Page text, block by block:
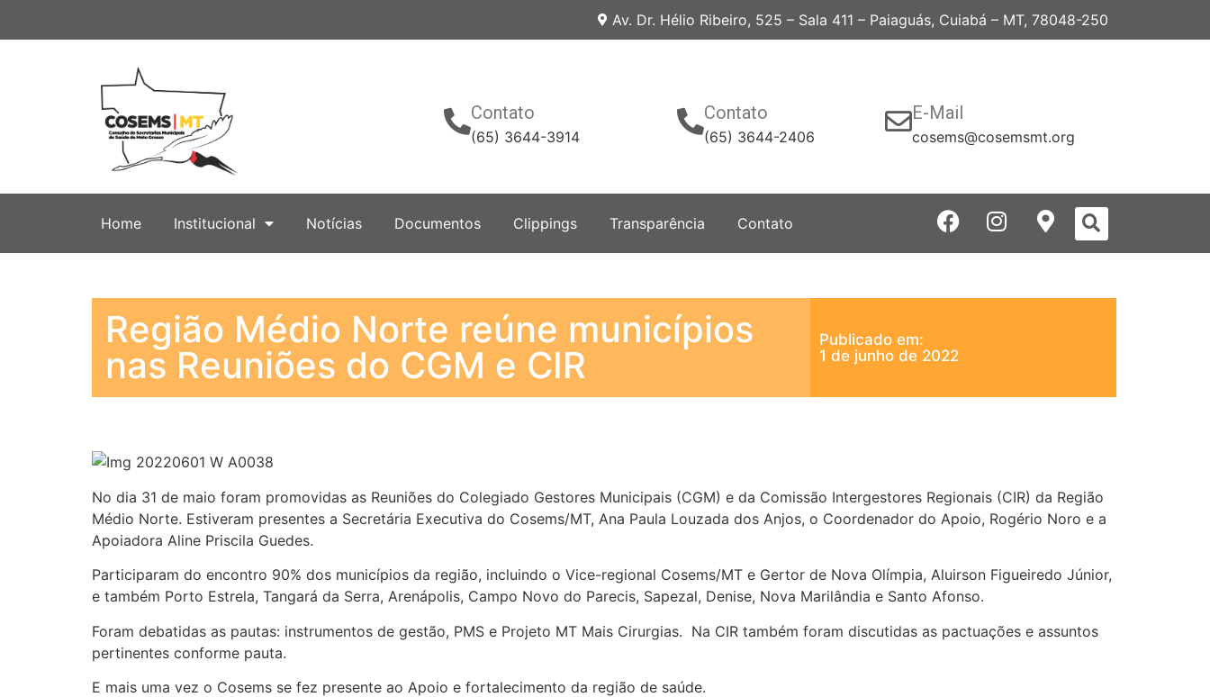
Av. Dr. Hélio Ribeiro, 525 – Sala 411 – Paiaguás, Cuiabá – MT, 78048-250
Contato
(65) 3644-3914
Contato
(65) 3644-2406
E-Mail
cosems@cosemsmt.org
Home Institucional Notícias Documentos Clippings Transparência Contato
Região Médio Norte reúne municípios
nas Reuniões do CGM e CIR
Publicado em:
1 de junho de 2022
No dia 31 de maio foram promovidas as Reuniões do Colegiado Gestores Municipais (CGM) e da Comissão Intergestores Regionais (CIR) da Região
Médio Norte. Estiveram presentes a Secretária Executiva do Cosems/MT, Ana Paula Louzada dos Anjos, o Coordenador do Apoio, Rogério Noro e a
Apoiadora Aline Priscila Guedes.
Participaram do encontro 90% dos municípios da região, incluindo o Vice-regional Cosems/MT e Gertor de Nova Olímpia, Aluirson Figueiredo Júnior,
e também Porto Estrela, Tangará da Serra, Arenápolis, Campo Novo do Parecis, Sapezal, Denise, Nova Marilândia e Santo Afonso.
Foram debatidas as pautas: instrumentos de gestão, PMS e Projeto MT Mais Cirurgias. Na CIR também foram discutidas as pactuações e assuntos
pertinentes conforme pauta.
E mais uma vez o Cosems se fez presente ao Apoio e fortalecimento da região de saúde.